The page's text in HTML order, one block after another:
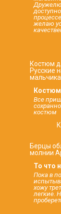
желаю
Костюм
Русские
Костюм
Все
костюм
Берцы
молнии
То что
Пока в
хожу
легкие.